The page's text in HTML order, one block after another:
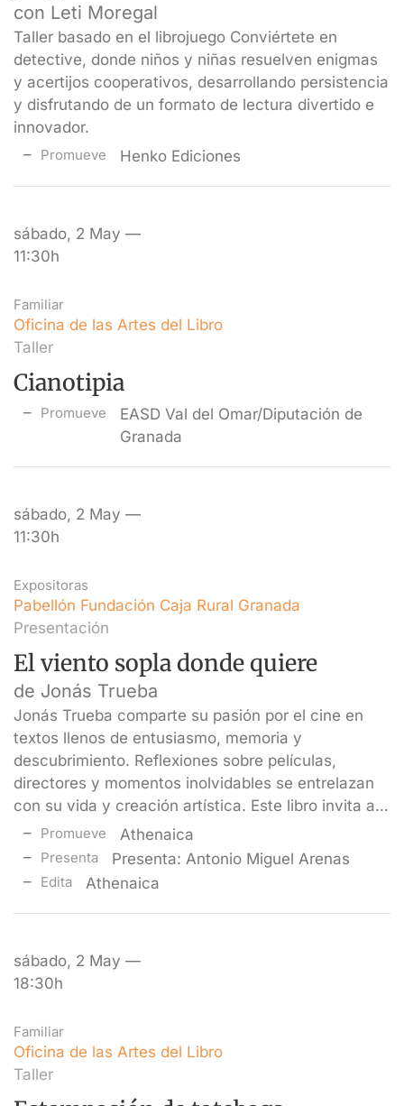
con Leti Moregal
Taller basado en el librojuego Conviértete en
detective, donde niños y niñas resuelven enigmas
y acertijos cooperativos, desarrollando persistencia
y disfrutando de un formato de lectura divertido e
innovador.
Promueve Henko Ediciones
sábado, 2 May —
11:30h
Familiar
Oficina de las Artes del Libro
Taller
Cianotipia
Promueve
EASD Val del Omar/Diputación de
Granada
sábado, 2 May —
11:30h
Expositoras
Pabellón Fundación Caja Rural Granada
Presentación
El viento sopla donde quiere
de Jonás Trueba
Jonás Trueba comparte su pasión por el cine en
textos llenos de entusiasmo, memoria y
descubrimiento. Reflexiones sobre películas,
directores y momentos inolvidables se entrelazan
con su vida y creación artística. Este libro invita a…
Promueve Athenaica
Presenta Presenta: Antonio Miguel Arenas
Edita Athenaica
sábado, 2 May —
18:30h
Familiar
Oficina de las Artes del Libro
Taller